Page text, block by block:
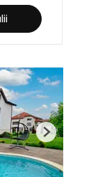
Next